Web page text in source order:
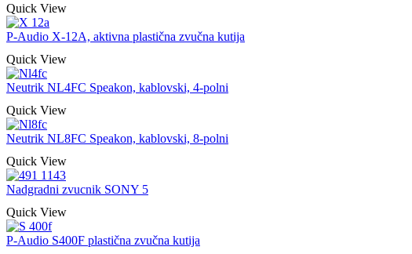
Quick View
P-Audio X-12A, aktivna plastična zvučna kutija
Quick View
Neutrik NL4FC Speakon, kablovski, 4-polni
Quick View
Neutrik NL8FC Speakon, kablovski, 8-polni
Quick View
Nadgradni zvucnik SONY 5
Quick View
P-Audio S400F plastična zvučna kutija